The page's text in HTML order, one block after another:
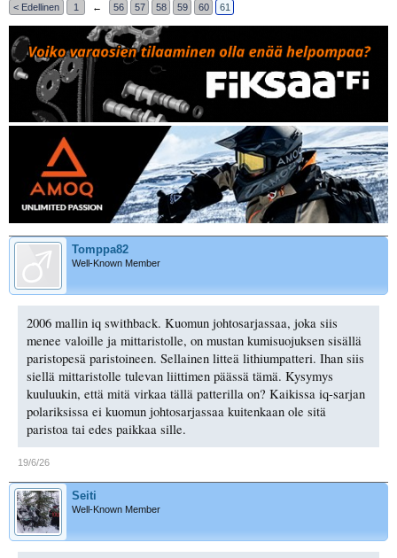
< Edellinen 1 ← 56 57 58 59 60 61
Tomppa82
Well-Known Member
2006 mallin iq swithback. Kuomun johtosarjassaa, joka siis
menee valoille ja mittaristolle, on mustan kumisuojuksen sisällä
paristopesä paristoineen. Sellainen litteä lithiumpatteri. Ihan siis
siellä mittaristolle tulevan liittimen päässä tämä. Kysymys
kuuluukin, että mitä virkaa tällä patterilla on? Kaikissa iq-sarjan
polariksissa ei kuomun johtosarjassaa kuitenkaan ole sitä
paristoa tai edes paikkaa sille.
19/6/26
Seiti
Well-Known Member